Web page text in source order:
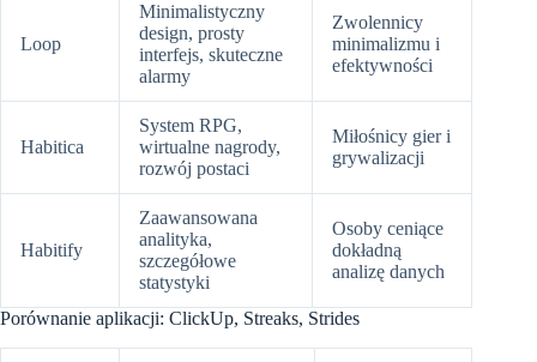
Loop
Minimalistyczny
design, prosty
interfejs, skuteczne
alarmy
Zwolennicy
minimalizmu i
efektywności
Habitica
System RPG,
wirtualne nagrody,
rozwój postaci
Miłośnicy gier i
grywalizacji
Habitify
Zaawansowana
analityka,
szczegółowe
statystyki
Osoby ceniące
dokładną
analizę danych
Porównanie aplikacji: ClickUp, Streaks, Strides